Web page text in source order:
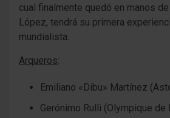
cual finalmente quedó en manos
López, tendrá su primera
mundialista.
Arqueros:
Emiliano «Dibu» Martínez
Gerónimo Rulli (Olympique de